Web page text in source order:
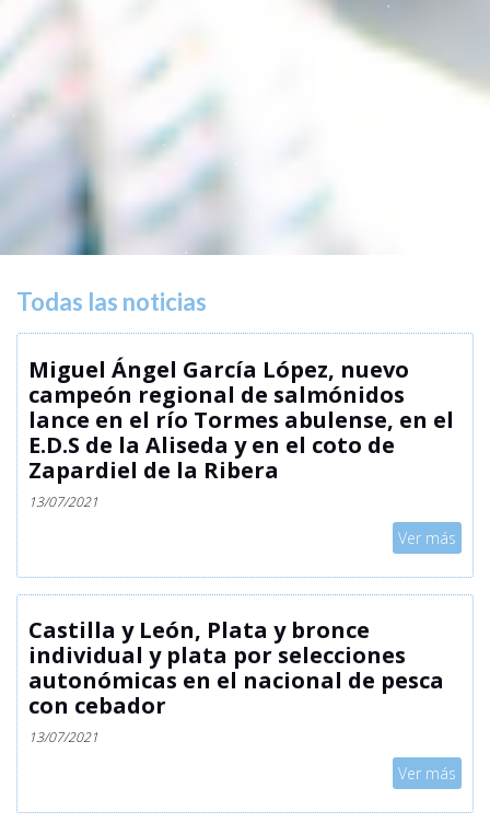
Todas las noticias
Miguel Ángel García López, nuevo
campeón regional de salmónidos
lance en el río Tormes abulense, en el
E.D.S de la Aliseda y en el coto de
Zapardiel de la Ribera
13/07/2021
Mostrar
Ver más
Castilla y León, Plata y bronce
individual y plata por selecciones
autonómicas en el nacional de pesca
con cebador
13/07/2021
Mostrar
Ver más